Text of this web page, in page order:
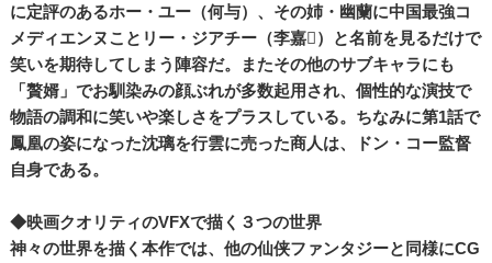
に定評のあるホー・ユー（何与）、その姉・幽蘭に中国最強コ
メディエンヌことリー・ジアチー（李嘉）と名前を見るだけで
笑いを期待してしまう陣容だ。またその他のサブキャラにも
「贅婿」でお馴染みの顔ぶれが多数起用され、個性的な演技で
物語の調和に笑いや楽しさをプラスしている。ちなみに第1話で
鳳凰の姿になった沈璃を行雲に売った商人は、ドン・コー監督
自身である。
◆映画クオリティのVFXで描く３つの世界
神々の世界を描く本作では、他の仙侠ファンタジーと同様にCG